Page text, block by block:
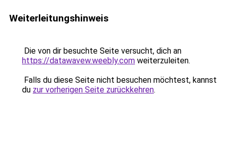
Weiterleitungshinweis
Die von dir besuchte Seite versucht, dich an
https://datawavew.weebly.com weiterzuleiten.
Falls du diese Seite nicht besuchen möchtest, kannst
du zur vorherigen Seite zurückkehren.